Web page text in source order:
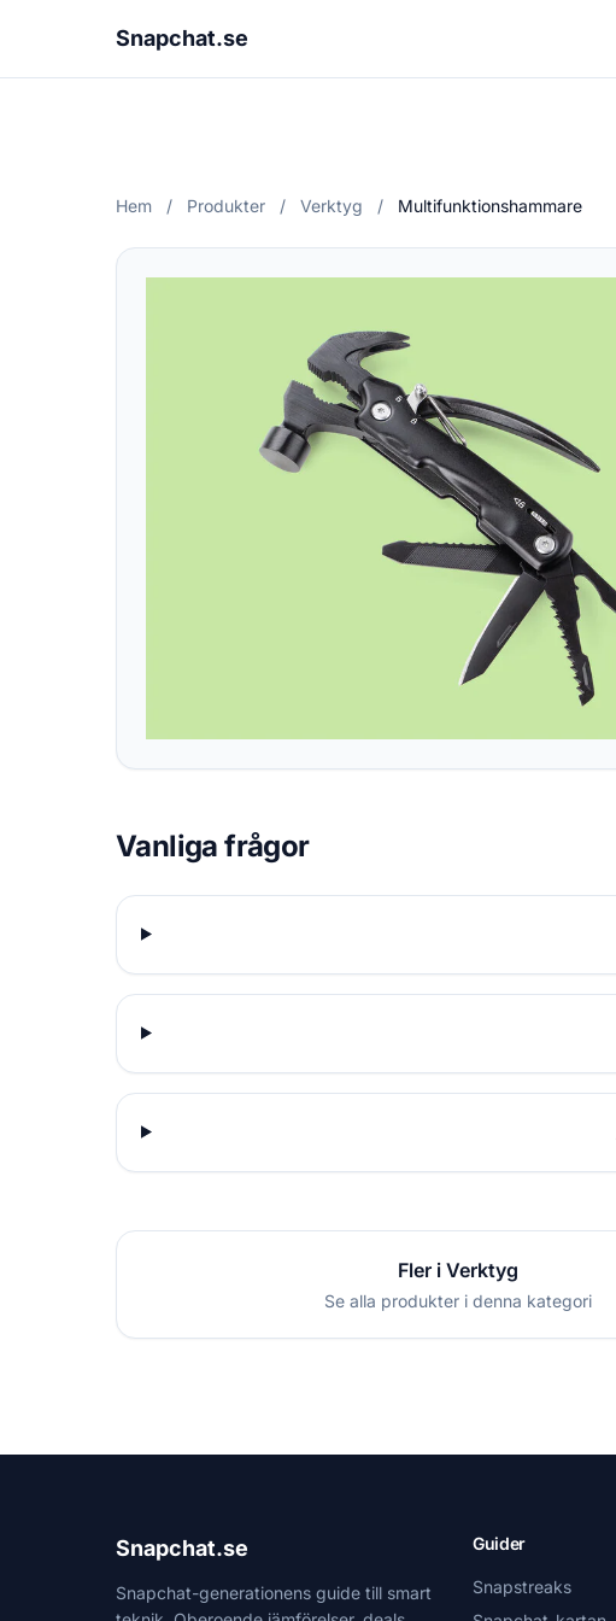
Snapchat.se
Hem / Produkter / Verktyg / Multifunktionshammare
Vanliga frågor
Fler i Verktyg
Se alla produkter i denna kategori
Snapchat.se
Snapchat-generationens guide till smart
Guider
Snapstreaks